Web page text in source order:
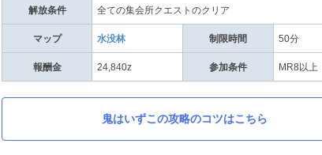
解放条件 全ての集会所クエストのクリア
マップ 水没林 制限時間 50分
報酬金 24,840z 参加条件 MR8以上
鬼はいずこの攻略のコツはこちら